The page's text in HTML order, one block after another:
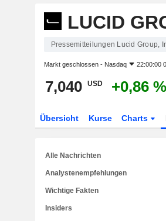
LUCID
Pressemitteilungen Lucid Group,
Markt geschlossen - Nasdaq 22:00:00
7,040 USD +0,86 %
Übersicht Kurse Charts
Alle Nachrichten
Analystenempfehlungen
Wichtige Fakten
Insiders